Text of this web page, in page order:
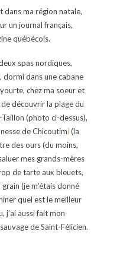
dans ma région natale,
un journal français,
québécois.
spas nordiques,
dormi dans une cabane
chez ma soeur et
découvrir la plage du
(photo ci-dessus),
de Chicoutimi(la
des ours (du moins,
mes grands-mères
de tarte aux bleuets,
(je m’étais donné
quel est le meilleur
j’ai aussi fait mon
de Saint-Félicien.